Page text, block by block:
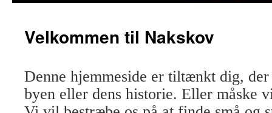
Velkommen til Nakskov
Denne hjemmeside er tiltænkt dig,
byen eller dens historie. Eller måske